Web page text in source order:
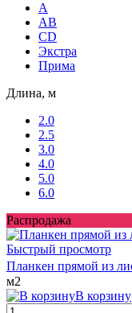
A
AB
CD
Экстра
Прима
Длина, м
2.0
2.5
3.0
4.0
5.0
6.0
Распродажа
Быстрый просмотр
Планкен прямой из
м2
В корзину